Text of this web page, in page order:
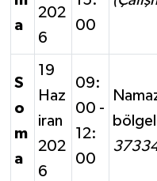
a
202
6
00
S
o
m
a
19
Haz
iran
202
6
09:
00 -
12:
00